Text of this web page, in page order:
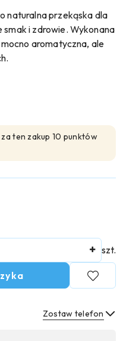
naturalna przekąska dla
smak i zdrowie. Wykonana
aromatyczna, ale
ten zakup 10 punktów
szt.
Zostaw telefon